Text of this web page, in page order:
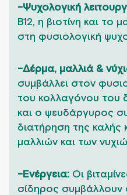
-Ψυχολογική
Β12, η βιοτίνη και το
στη φυσιολογική
-Δέρμα, μαλλιά &
συμβάλλει στον
του κολλαγόνου του
και ο ψευδάργυρος
διατήρηση της
μαλλιών και των
-Ενέργεια: Οι
σίδηρος